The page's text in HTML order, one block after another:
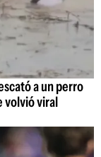
a un perro
volvió viral